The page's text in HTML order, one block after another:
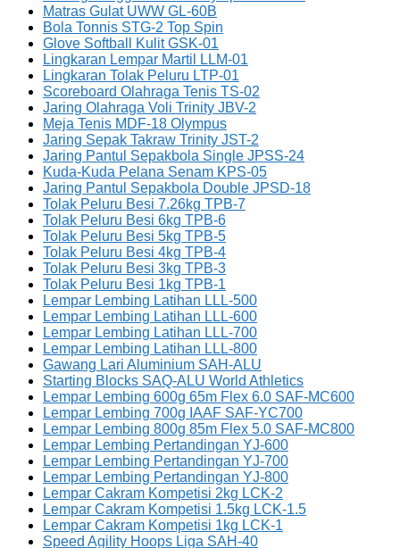
Matras Gulat UWW GL-60B
Bola Tonnis STG-2 Top Spin
Glove Softball Kulit GSK-01
Lingkaran Lempar Martil LLM-01
Lingkaran Tolak Peluru LTP-01
Scoreboard Olahraga Tenis TS-02
Jaring Olahraga Voli Trinity JBV-2
Meja Tenis MDF-18 Olympus
Jaring Sepak Takraw Trinity JST-2
Jaring Pantul Sepakbola Single JPSS-24
Kuda-Kuda Pelana Senam KPS-05
Jaring Pantul Sepakbola Double JPSD-18
Tolak Peluru Besi 7.26kg TPB-7
Tolak Peluru Besi 6kg TPB-6
Tolak Peluru Besi 5kg TPB-5
Tolak Peluru Besi 4kg TPB-4
Tolak Peluru Besi 3kg TPB-3
Tolak Peluru Besi 1kg TPB-1
Lempar Lembing Latihan LLL-500
Lempar Lembing Latihan LLL-600
Lempar Lembing Latihan LLL-700
Lempar Lembing Latihan LLL-800
Gawang Lari Aluminium SAH-ALU
Starting Blocks SAQ-ALU World Athletics
Lempar Lembing 600g 65m Flex 6.0 SAF-MC600
Lempar Lembing 700g IAAF SAF-YC700
Lempar Lembing 800g 85m Flex 5.0 SAF-MC800
Lempar Lembing Pertandingan YJ-600
Lempar Lembing Pertandingan YJ-700
Lempar Lembing Pertandingan YJ-800
Lempar Cakram Kompetisi 2kg LCK-2
Lempar Cakram Kompetisi 1.5kg LCK-1.5
Lempar Cakram Kompetisi 1kg LCK-1
Speed Agility Hoops Liga SAH-40